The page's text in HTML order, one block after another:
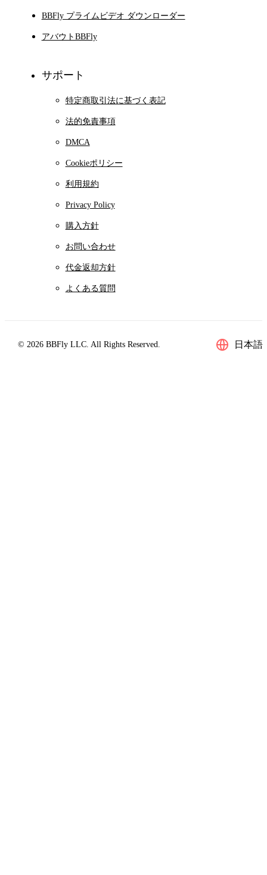
BBFly プライムビデオ ダウンローダー
アバウトBBFly
サポート
特定商取引法に基づく表記
法的免責事項
DMCA
Cookieポリシー
利用規約
Privacy Policy
購入方針
お問い合わせ
代金返却方針
よくある質問
© 2026 BBFly LLC. All Rights Reserved. 日本語